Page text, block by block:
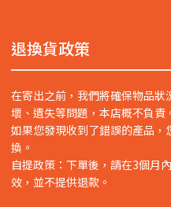
退換貨政策
在寄出之前，我們將確保物品
壞、遺失等問題，本店概不負責
如果您發現收到了錯誤的產品，
換。
自提政策：下單後，請在3個月
效，並不提供退款。